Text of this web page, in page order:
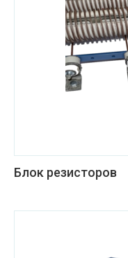
Блок резисторов